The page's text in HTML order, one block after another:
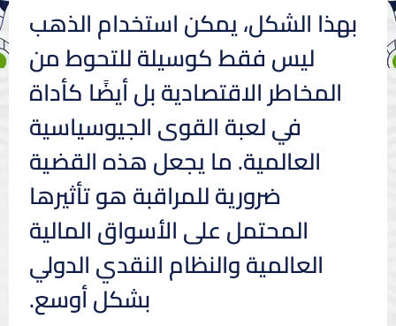
بهذا الشكل، يمكن استخدام الذهب
ليس فقط كوسيلة للتحوط من
المخاطر الاقتصادية بل أيضًا كأداة
في لعبة القوى الجيوسياسية
العالمية. ما يجعل هذه القضية
ضرورية للمراقبة هو تأثيرها
المحتمل على الأسواق المالية
العالمية والنظام النقدي الدولي
بشكل أوسع.